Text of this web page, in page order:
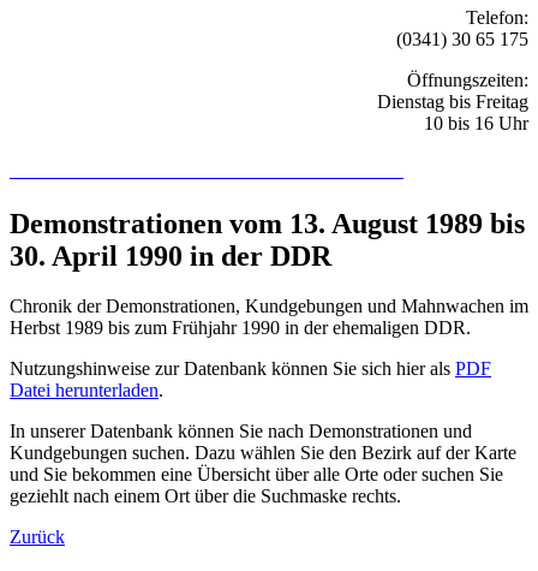
Telefon:
(0341) 30 65 175
Öffnungszeiten:
Dienstag bis Freitag
10 bis 16 Uhr
Demonstrationen vom 13. August 1989 bis
30. April 1990 in der DDR
Chronik der Demonstrationen, Kundgebungen und Mahnwachen im
Herbst 1989 bis zum Frühjahr 1990 in der ehemaligen DDR.
Nutzungshinweise zur Datenbank können Sie sich hier als PDF
Datei herunterladen.
In unserer Datenbank können Sie nach Demonstrationen und
Kundgebungen suchen. Dazu wählen Sie den Bezirk auf der Karte
und Sie bekommen eine Übersicht über alle Orte oder suchen Sie
geziehlt nach einem Ort über die Suchmaske rechts.
Zurück